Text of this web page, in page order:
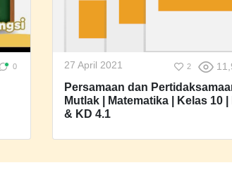
0 27 April 2021 2
Persamaan dan
Mutlak | Matematika | Kelas 10 |
& KD 4.1